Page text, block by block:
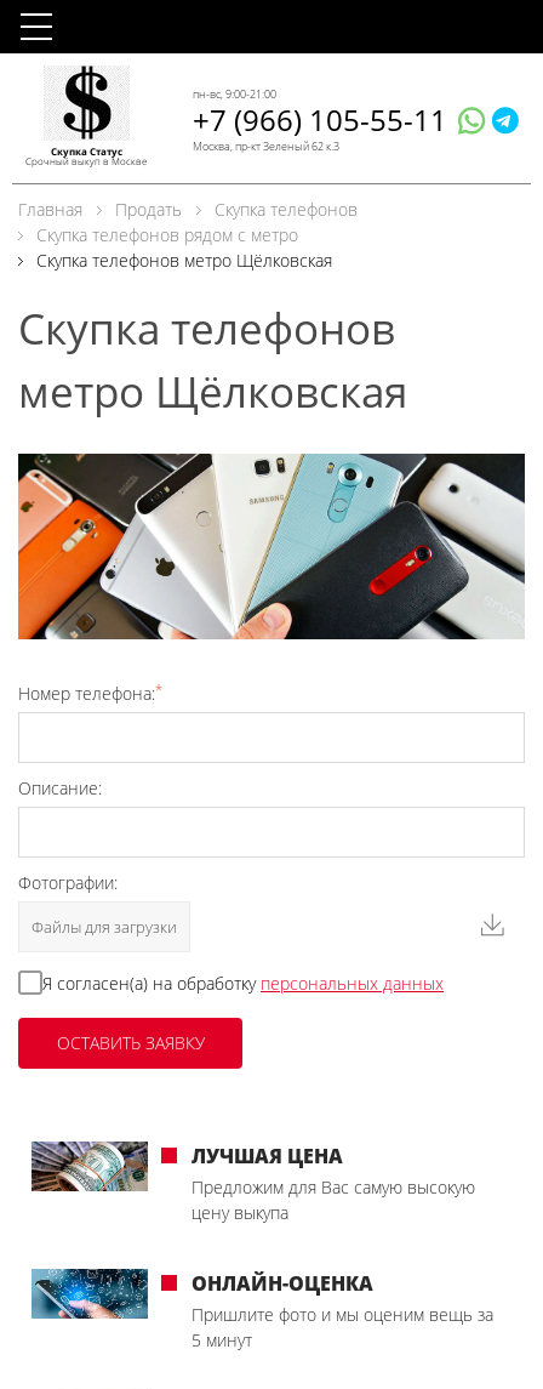
Скупка Статус
Срочный выкуп в Москве
пн-вс, 9:00-21:00
+7 (966) 105-55-11
Москва, пр-кт Зеленый 62 к.3
Главная Продать
Скупка телефонов
Скупка телефонов рядом с метро
Скупка телефонов метро Щёлковская
Скупка телефонов
метро Щёлковская
Номер телефона:*
Описание:
Фотографии:
Файлы для загрузки
Я согласен(а) на обработку персональных данных
ЛУЧШАЯ ЦЕНА
Предложим для Вас самую высокую
цену выкупа
ОНЛАЙН-ОЦЕНКА
Пришлите фото и мы оценим вещь за
5 минут